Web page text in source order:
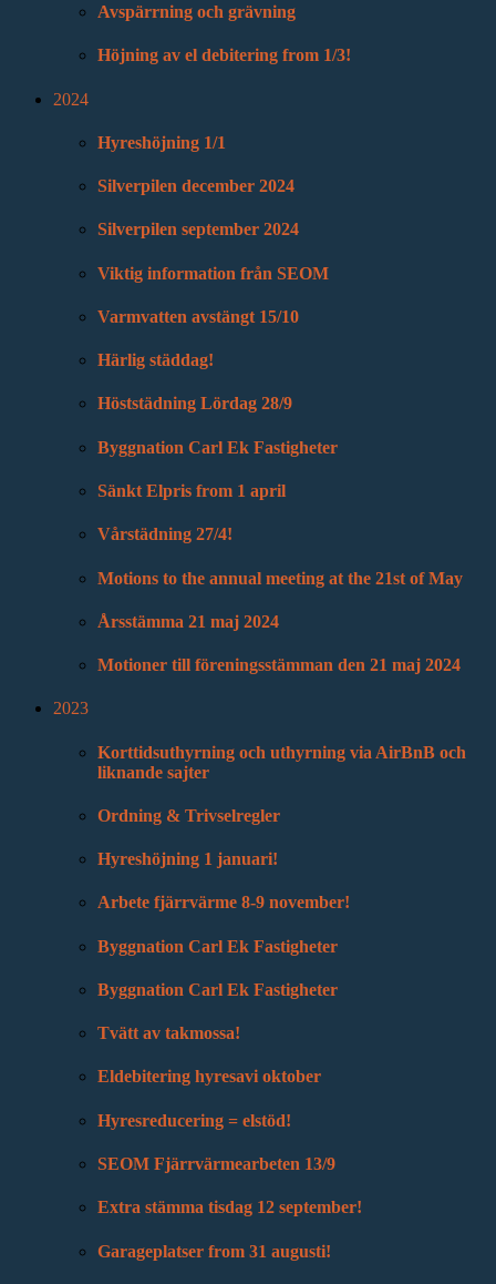
Avspärrning och grävning
Höjning av el debitering from 1/3!
2024
Hyreshöjning 1/1
Silverpilen december 2024
Silverpilen september 2024
Viktig information från SEOM
Varmvatten avstängt 15/10
Härlig städdag!
Höststädning Lördag 28/9
Byggnation Carl Ek Fastigheter
Sänkt Elpris from 1 april
Vårstädning 27/4!
Motions to the annual meeting at the 21st of May
Årsstämma 21 maj 2024
Motioner till föreningsstämman den 21 maj 2024
2023
Korttidsuthyrning och uthyrning via AirBnB och
liknande sajter
Ordning & Trivselregler
Hyreshöjning 1 januari!
Arbete fjärrvärme 8-9 november!
Byggnation Carl Ek Fastigheter
Byggnation Carl Ek Fastigheter
Tvätt av takmossa!
Eldebitering hyresavi oktober
Hyresreducering = elstöd!
SEOM Fjärrvärmearbeten 13/9
Extra stämma tisdag 12 september!
Garageplatser from 31 augusti!